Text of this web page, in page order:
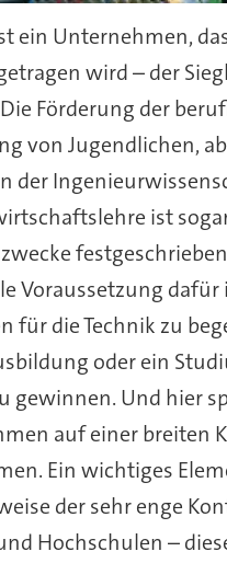
ein Unternehmen,
wird – der
Förderung der
von Jugendlichen,
der
ist
Voraussetzung dafür
für die Technik zu
oder ein
gewinnen. Und hier
auf einer breiten
Ein wichtiges
der sehr enge
Hochschulen –